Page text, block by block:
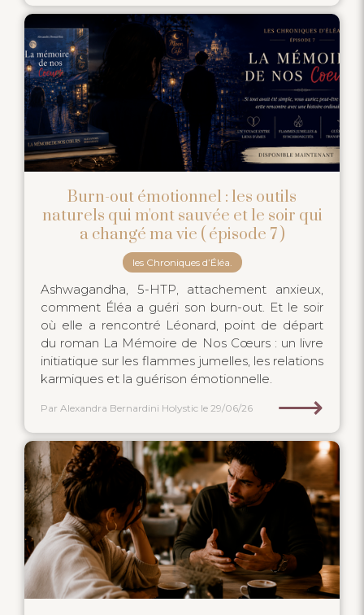
Burn-out émotionnel : les outils
naturels qui m'ont sauvée et le soir qui
a changé ma vie ( épisode 7 )
les Chroniques d’Éléa.
Ashwagandha, 5-HTP, attachement anxieux,
comment Éléa a guéri son burn-out. Et le soir
où elle a rencontré Léonard, point de départ
du roman La Mémoire de Nos Cœurs : un livre
initiatique sur les flammes jumelles, les relations
karmiques et la guérison émotionnelle.
Par Alexandra Bernardini Holystic le 29/06/26 ⟶